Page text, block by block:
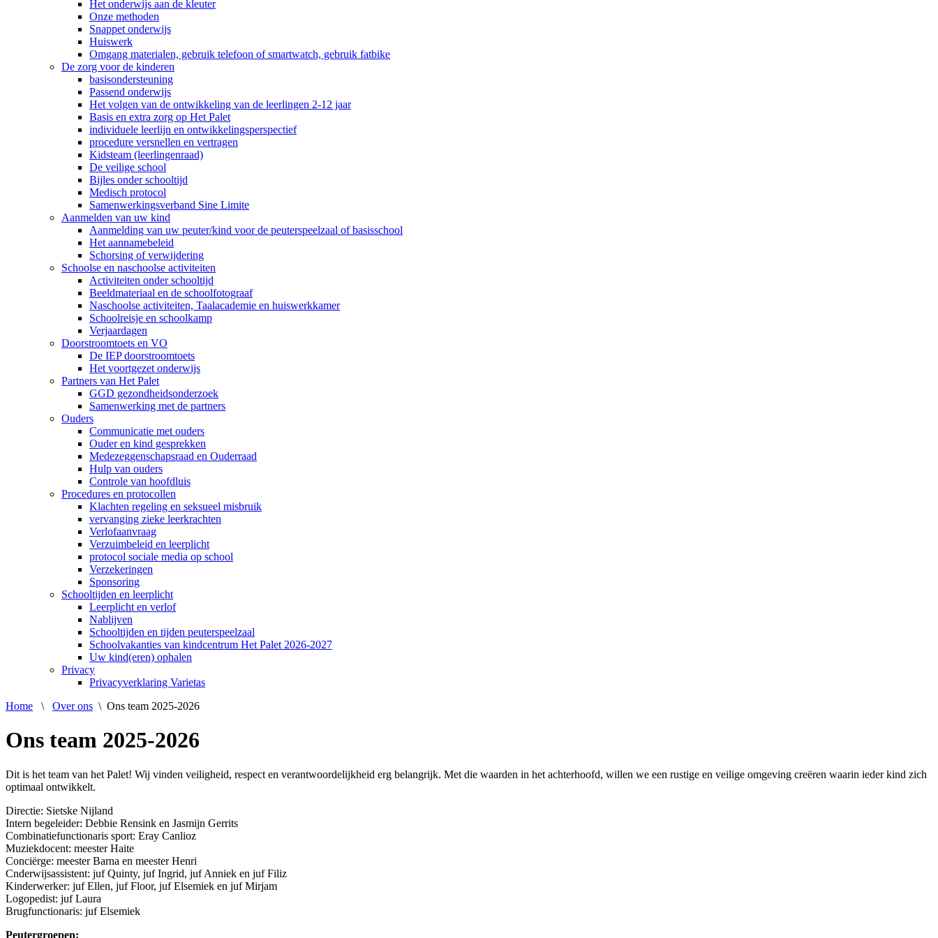
Het onderwijs aan de kleuter
Onze methoden
Snappet onderwijs
Huiswerk
Omgang materialen, gebruik telefoon of smartwatch, gebruik fatbike
De zorg voor de kinderen
basisondersteuning
Passend onderwijs
Het volgen van de ontwikkeling van de leerlingen 2-12 jaar
Basis en extra zorg op Het Palet
individuele leerlijn en ontwikkelingsperspectief
procedure versnellen en vertragen
Kidsteam (leerlingenraad)
De veilige school
Bijles onder schooltijd
Medisch protocol
Samenwerkingsverband Sine Limite
Aanmelden van uw kind
Aanmelding van uw peuter/kind voor de peuterspeelzaal of basisschool
Het aannamebeleid
Schorsing of verwijdering
Schoolse en naschoolse activiteiten
Activiteiten onder schooltijd
Beeldmateriaal en de schoolfotograaf
Naschoolse activiteiten, Taalacademie en huiswerkkamer
Schoolreisje en schoolkamp
Verjaardagen
Doorstroomtoets en VO
De IEP doorstroomtoets
Het voortgezet onderwijs
Partners van Het Palet
GGD gezondheidsonderzoek
Samenwerking met de partners
Ouders
Communicatie met ouders
Ouder en kind gesprekken
Medezeggenschapsraad en Ouderraad
Hulp van ouders
Controle van hoofdluis
Procedures en protocollen
Klachten regeling en seksueel misbruik
vervanging zieke leerkrachten
Verlofaanvraag
Verzuimbeleid en leerplicht
protocol sociale media op school
Verzekeringen
Sponsoring
Schooltijden en leerplicht
Leerplicht en verlof
Nablijven
Schooltijden en tijden peuterspeelzaal
Schoolvakanties van kindcentrum Het Palet 2026-2027
Uw kind(eren) ophalen
Privacy
Privacyverklaring Varietas
Home
\ Over ons \ Ons team 2025-2026
Ons team 2025-2026
Dit is het team van het Palet! Wij vinden veiligheid, respect en verantwoordelijkheid erg belangrijk. Met die waarden in het achterhoofd, willen we een rustige en veilige omgeving creëren waarin ieder kind zich
optimaal ontwikkelt.
Directie: Sietske Nijland
Intern begeleider: Debbie Rensink en Jasmijn Gerrits
Combinatiefunctionaris sport: Eray Canlioz
Muziekdocent: meester Haite
Conciërge: meester Barna en meester Henri
Cnderwijsassistent: juf Quinty, juf Ingrid, juf Anniek en juf Filiz
Kinderwerker: juf Ellen, juf Floor, juf Elsemiek en juf Mirjam
Logopedist: juf Laura
Brugfunctionaris: juf Elsemiek
Peutergroepen: